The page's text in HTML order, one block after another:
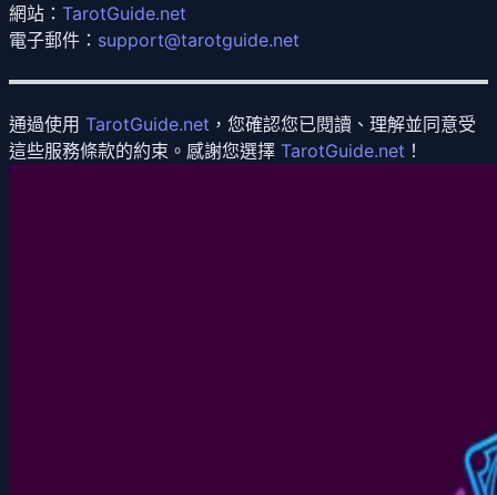
網站 ： TarotGuide.net
電子郵件 ： support@tarotguide.net
通過使用 TarotGuide.net ，您確認您已閱讀、理解並同意受
這些服務條款的約束。感謝您選擇 TarotGuide.net ！